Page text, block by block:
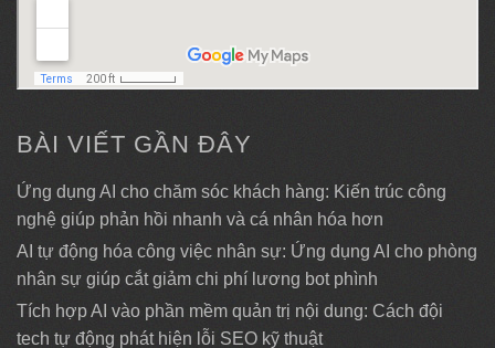
BÀI VIẾT GẦN ĐÂY
Ứng dụng AI cho chăm sóc khách hàng: Kiến trúc công
nghệ giúp phản hồi nhanh và cá nhân hóa hơn
AI tự động hóa công việc nhân sự: Ứng dụng AI cho phòng
nhân sự giúp cắt giảm chi phí lương bot phình
Tích hợp AI vào phần mềm quản trị nội dung: Cách đội
tech tự động phát hiện lỗi SEO kỹ thuật